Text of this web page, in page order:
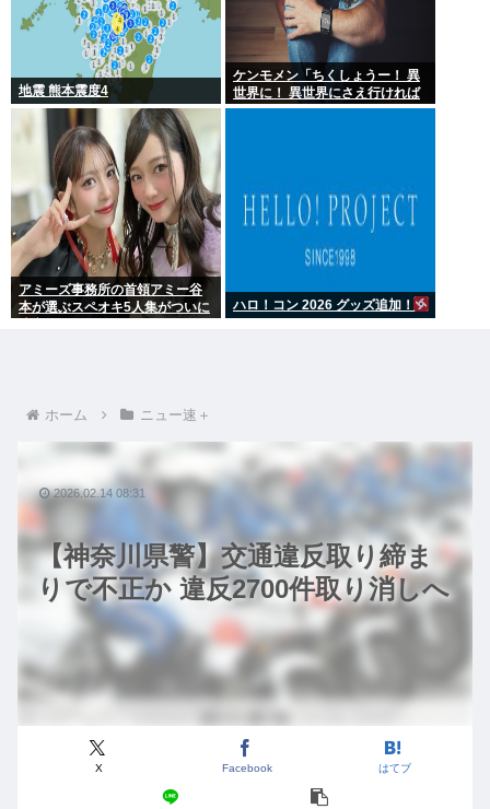
地震 熊本震度4
ケンモメン「ちくしょうー！ 異
世界に！ 異世界にさえ行ければ
ー！(;△;)」 どうなるの？
アミーズ事務所の首領アミー谷
本が選ぶスペオキ5人集がついに
ハロ！コン 2026 グッズ追加！
ホーム ニュー速＋
【神奈川県警】交通違反取り締ま
りで不正か 違反2700件取り消しへ
X Facebook はてブ
2026.02.14 08:31